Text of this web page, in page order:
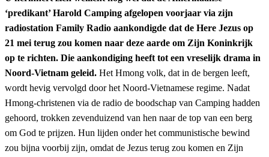
‘predikant’ Harold Camping afgelopen voorjaar via zijn
radiostation Family Radio aankondigde dat de Here Jezus op
21 mei terug zou komen naar deze aarde om Zijn Koninkrijk
op te richten. Die aankondiging heeft tot een vreselijk drama in
Noord-Vietnam geleid. Het Hmong volk, dat in de bergen leeft,
wordt hevig vervolgd door het Noord-Vietnamese regime. Nadat
Hmong-christenen via de radio de boodschap van Camping hadden
gehoord, trokken zevenduizend van hen naar de top van een berg
om God te prijzen. Hun lijden onder het communistische bewind
zou bijna voorbij zijn, omdat de Jezus terug zou komen en Zijn